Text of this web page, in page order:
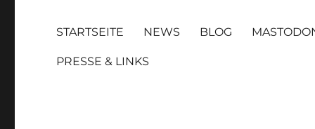
STARTSEITE NEWS BLOG
PRESSE & LINKS